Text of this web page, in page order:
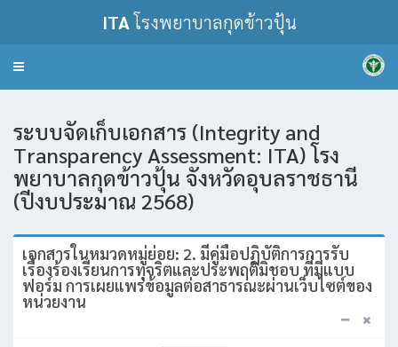
ITAโรงพยาบาลกุดข้าวปุ้น
Toggle
ระบบจัดเก็บเอกสาร (Integrity and
Transparency Assessment: ITA) โรง
พยาบาลกุดข้าวปุ้น จังหวัดอุบลราชธานี
(ปีงบประมาณ 2568)
เอกสารในหมวดหมู่ย่อย: 2. มีคู่มือปฏิบัติการการรับ
เรื่องร้องเรียนการทุจริตและประพฤติมิชอบ ที่มีแบบ
ฟอร์ม การเผยแพร่ข้อมูลต่อสาธารณะผ่านเว็บไซต์ของ
หน่วยงาน